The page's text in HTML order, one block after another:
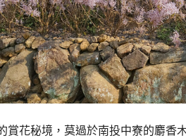
賞花秘境，莫過於南投中寮的麝香